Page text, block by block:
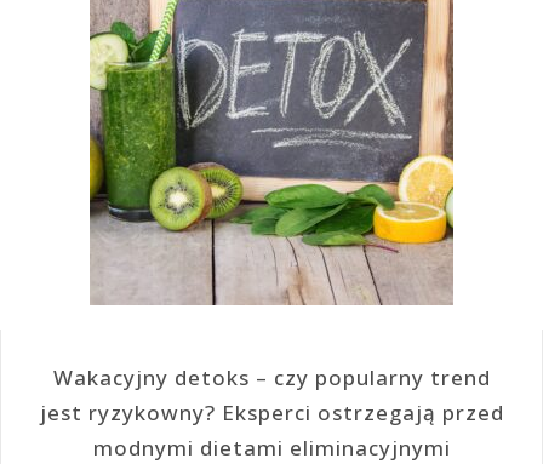
Wakacyjny detoks – czy popularny trend
jest ryzykowny? Eksperci ostrzegają przed
modnymi dietami eliminacyjnymi